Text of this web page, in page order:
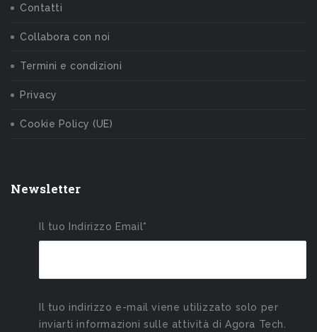
Contatti
Collabora con noi
Termini e condizioni
Privacy
Cookie Policy (UE)
Newsletter
Il tuo Indirizzo Email*
Il tuo indirizzo e-mail viene utilizzato solo per
inviarti informazioni sulle attività di Agora Tech.